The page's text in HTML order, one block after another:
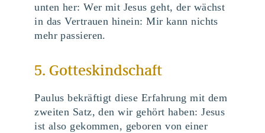
unten her: Wer mit Jesus geht, der wächst
in das Vertrauen hinein: Mir kann nichts
mehr passieren.
5. Gotteskindschaft
Paulus bekräftigt diese Erfahrung mit dem
zweiten Satz, den wir gehört haben: Jesus
ist also gekommen, geboren von einer